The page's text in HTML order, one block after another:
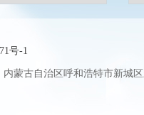
号-1
古自治区呼和浩特市新城区